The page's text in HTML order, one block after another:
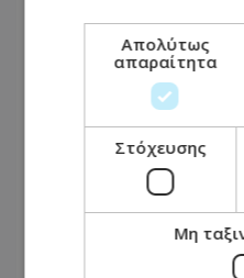
ΠΑΡΑ-THEMA
06.08.2026 - 11:19
ΠΑΡΑTHEMA: Αν η
είδηση, μην απορεί
τους τηλεθεατές
Δύτης βρήκε χρυσό
δολαρίων σε ναυάγιο:
Απολύτως
απαραίτητα
Στόχευσης
Μη